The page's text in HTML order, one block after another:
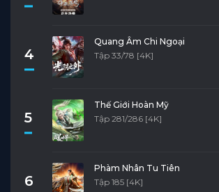
4
Quang Âm Chi Ngoại
Tập 33/78 [4K]
5
Thế Giới Hoàn Mỹ
Tập 281/286 [4K]
6
Phàm Nhân Tu Tiên
Tập 185 [4K]